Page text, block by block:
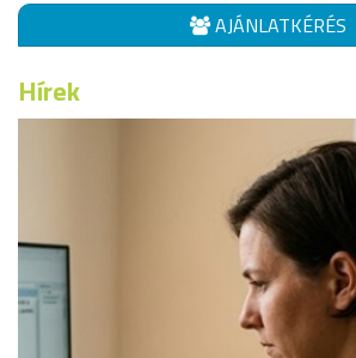
AJÁNLATKÉRÉS
Hírek